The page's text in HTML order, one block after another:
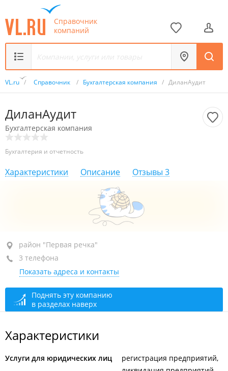
Справочник
компаний
VL.ru / Справочник / Бухгалтерская компания / ДиланАудит
ДиланАудит
Бухгалтерская компания
Бухгалтерия и отчетность
Характеристики Описание Отзывы 3
район "Первая речка", пр-т Океанский, 48А
БЦ "Family park", 6-й этаж, оф. 608
+7 (423) 246-82-10
+7 902 524-04-64
+7 (423) 254-04-64
район "Первая речка"
3 телефона
Показать адреса и контакты
Поднять эту компанию
в разделах наверх
Характеристики
Услуги для юридических лиц
регистрация предприятий